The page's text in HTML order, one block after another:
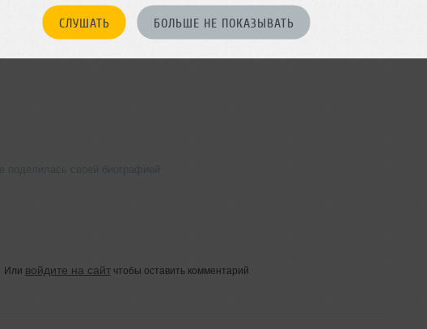
СЛУШАТЬ БОЛЬШЕ НЕ ПОКАЗЫВАТЬ
Или войдите на сайтчтобы оставить комментарий